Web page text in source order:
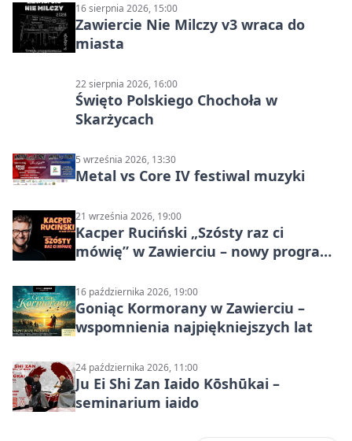
16 sierpnia 2026, 15:00
Zawiercie Nie Milczy v3 wraca do
miasta
22 sierpnia 2026, 16:00
Święto Polskiego Chochoła w
Skarżycach
5 września 2026, 13:30
Metal vs Core IV festiwal muzyki
21 września 2026, 19:00
Kacper Ruciński „Szósty raz ci
mówię” w Zawierciu – nowy program
16 października 2026, 19:00
Goniąc Kormorany w Zawierciu –
wspomnienia najpiękniejszych lat
24 października 2026, 11:00
Ju Ei Shi Zan Iaido Kōshūkai –
seminarium iaido